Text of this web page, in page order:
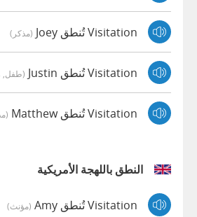
Visitation تُنطق Joey (مذكر)
Visitation تُنطق Justin (طفل,
Visitation تُنطق Matthew
النطق باللهجة الأمريكية
Visitation تُنطق Amy (مؤنث)